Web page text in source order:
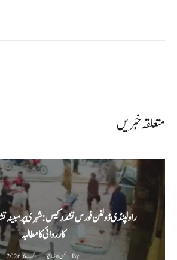
متعلقہ خبریں
راولپنڈی ڈولفن فورس تشدد کیس: شہری پر مبینہ
کارروائی کا مطالبہ
By رئیس الاخبار نیوز اگست 6, 2026